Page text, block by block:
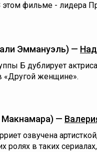
фильме - лидера
Эммануэль) —
Б дублирует
«Другой женщине».
Макнамара) —
озвучена
ролях в таких